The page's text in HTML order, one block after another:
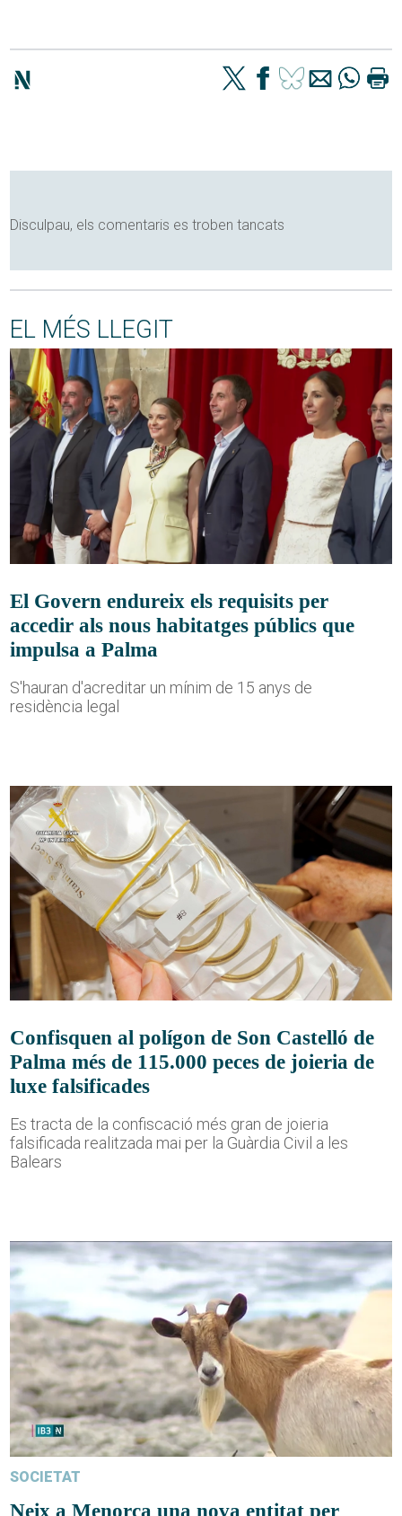
Disculpau, els comentaris es troben tancats
EL MÉS LLEGIT
El Govern endureix els requisits per
accedir als nous habitatges públics que
impulsa a Palma
S'hauran d'acreditar un mínim de 15 anys de
residència legal
Confisquen al polígon de Son Castelló de
Palma més de 115.000 peces de joieria de
luxe falsificades
Es tracta de la confiscació més gran de joieria
falsificada realitzada mai per la Guàrdia Civil a les
Balears
SOCIETAT
Neix a Menorca una nova entitat per